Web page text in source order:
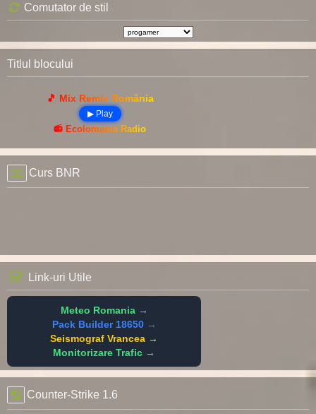
Comutator de stil
Titlul blocului
🎵 Mix Remix România
▶ Play
📻 Ecolomania Radio
Curs BNR
Link-uri Utile
Meteo Romania →
Pack Builder 18650 →
Seismograf Vrancea →
Monitorizare Trafic →
Counter-Strike 1.6